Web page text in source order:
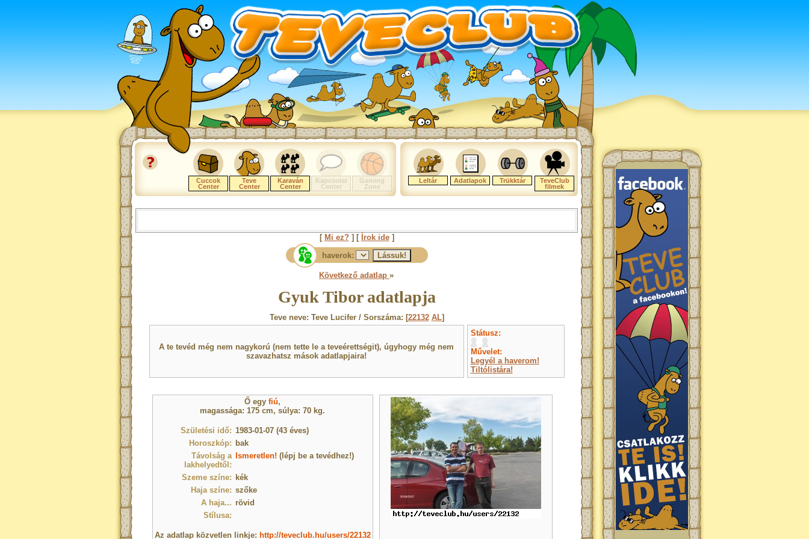
Cuccok
Center
Teve
Center
Karaván
Center
Kapcsolat
Center
Gaming
Zone
Leltár Adatlapok Trükktár
TeveClub
filmek
[ Mi ez?] [ Írok ide]
haverok:
Következő adatlap »
Gyuk Tibor adatlapja
Teve neve: Teve Lucifer / Sorszáma: [22132 AL]
A te tevéd még nem nagykorú (nem tette le a teveérettségit), úgyhogy még nem
szavazhatsz mások adatlapjaira!
Státusz:
Művelet:
Legyél a haverom!
Tiltólistára!
Ő egy fiú,
magassága: 175 cm, súlya: 70 kg.
Születési idő: 1983-01-07 (43 éves)
Horoszkóp: bak
Távolság a
lakhelyedtől:
Ismeretlen! (lépj be a tevédhez!)
Szeme színe: kék
Haja színe: szőke
A haja... rövid
Stílusa:
Az adatlap közvetlen linkje: http://teveclub.hu/users/22132